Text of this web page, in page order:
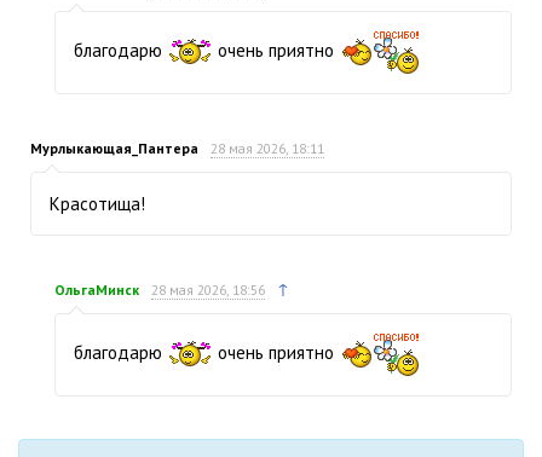
благодарю очень приятно
Мурлыкающая_Пантера 28 мая 2026, 18:11
Красотища!
ОльгаМинск 28 мая 2026, 18:56 ↑
благодарю очень приятно